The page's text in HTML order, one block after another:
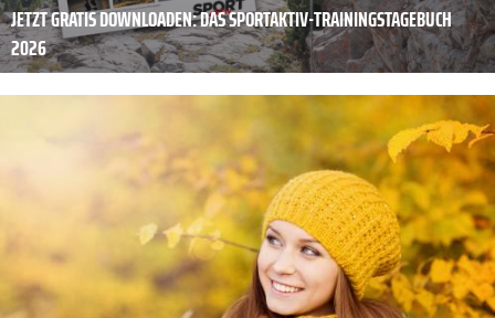
JETZT GRATIS DOWNLOADEN: DAS SPORTAKTIV-TRAININGSTAGEBUCH
2026